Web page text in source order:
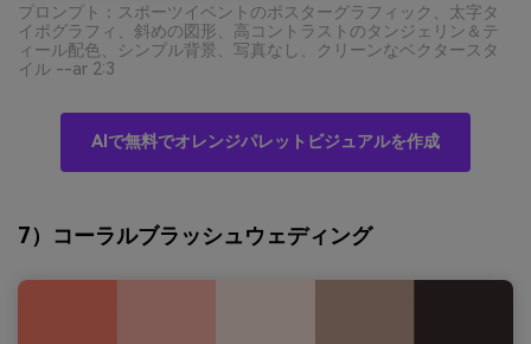
プロンプト：スポーツイベントのポスターグラフィック、太字タ
イポグラフィ、斜めの図形、高コントラストのタンジェリン＆テ
ィール配色、シンプル背景、写真なし、クリーンなベクタースタ
イル --ar 2:3
AIで無料でオレンジパレットビジュアルを作成
7）コーラルブラッシュウェディング